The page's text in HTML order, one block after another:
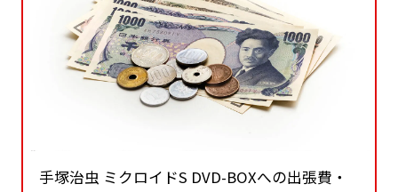
手塚治虫 ミクロイドS DVD-BOXへの出張費・